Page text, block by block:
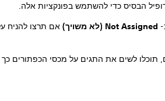
הבסיס כדי להשתמש בפונקציות אלה.
Not Assigned (לא משויך)
אם תרצו להניח
לשים את התגים על מכסי הכפתורים כך